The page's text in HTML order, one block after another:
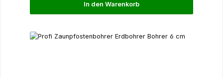
In den Warenkorb